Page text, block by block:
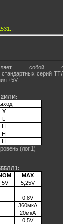
собой
стандартных серий
+5V.
2ИЛИ:
Y
H
H
H
(лог.1)
MAX
5V
5,25V
0,8V
360мкА
20мкА
0,5V